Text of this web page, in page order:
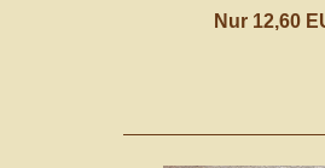
Nur 12,60